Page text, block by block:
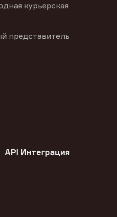
курьерская
представитель
API Интеграция